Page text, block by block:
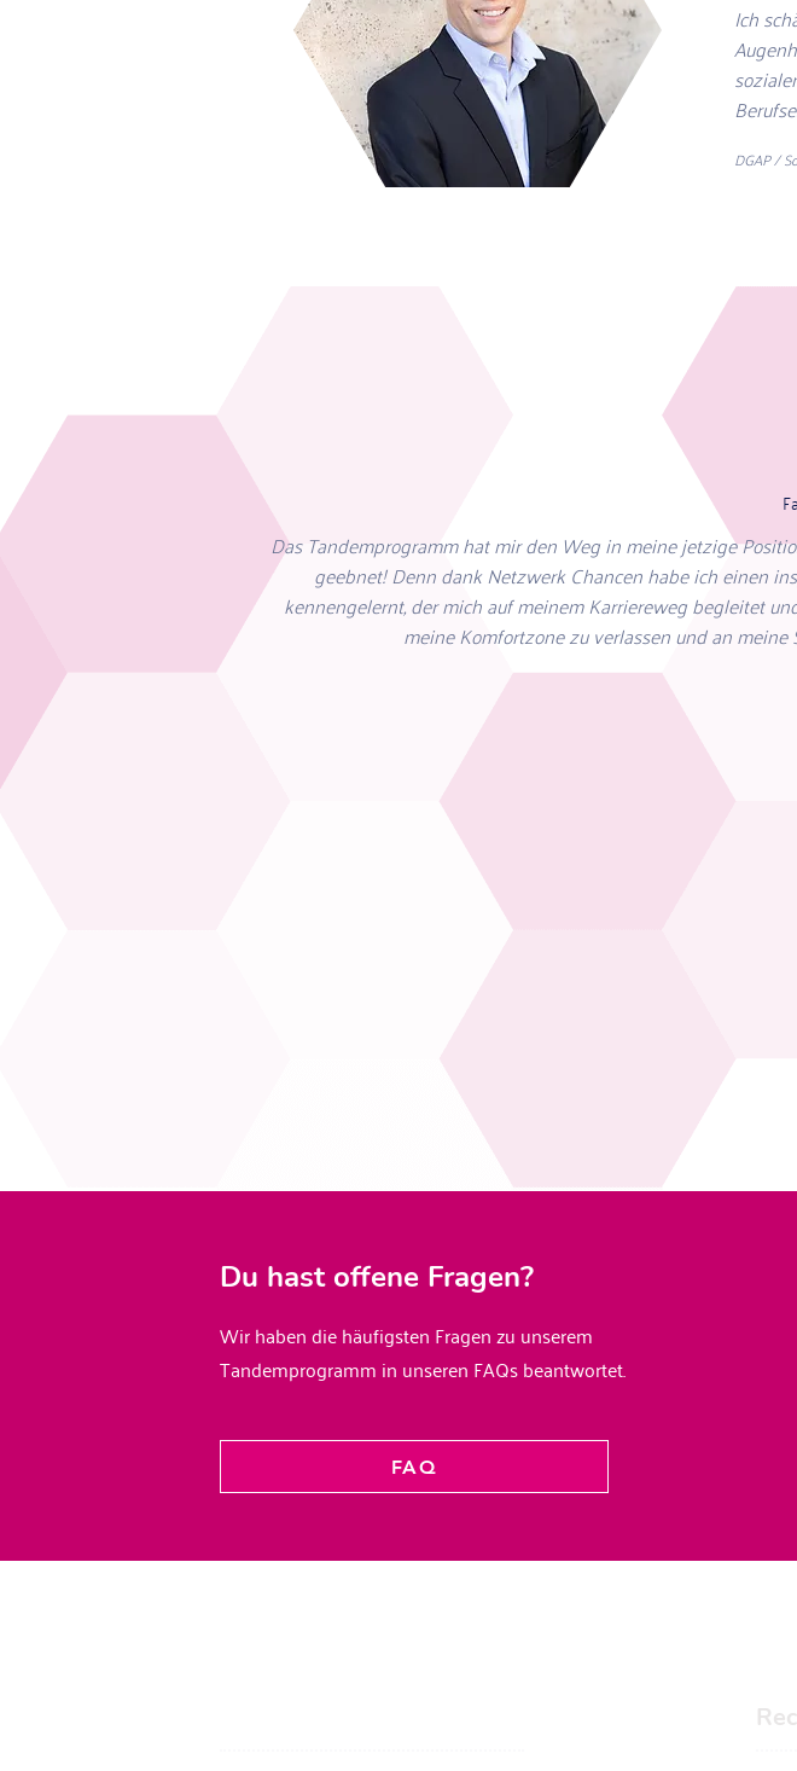
Das Tandemprogramm hat mir den Weg in meine jetzige
geebnet! Denn dank Netzwerk Chancen habe ich einen
kennengelernt, der mich auf meinem Karriereweg begleitet
meine Komfortzone zu verlassen und an meine
Ich
DGAP /
Du hast offene Fragen?
Wir haben die häufigsten Fragen zu unserem
Tandemprogramm in unseren FAQs beantwortet.
FAQ